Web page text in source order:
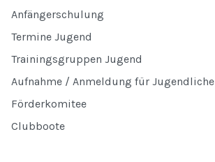
Anfängerschulung
Termine Jugend
Trainingsgruppen Jugend
Aufnahme / Anmeldung für Jugendliche
Förderkomitee
Clubboote